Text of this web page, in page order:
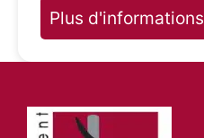
Plus d'informations